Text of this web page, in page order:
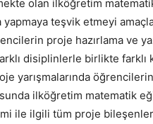
olan ilköğretim
teşvik etmeyi
proje hazırlama ve
disiplinlerle birlikte
yarışmalarında
ilköğretim matematik
ile ilgili tüm proje